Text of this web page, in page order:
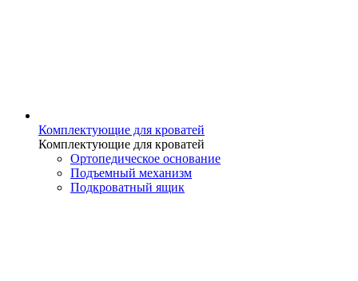
Комплектующие для кроватей
Комплектующие для кроватей
Ортопедическое основание
Подъемный механизм
Подкроватный ящик